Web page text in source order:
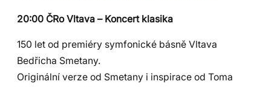
20:00 ČRo Vltava – Koncert klasika
150 let od premiéry symfonické básně Vltava
Bedřicha Smetany.
Originální verze od Smetany i inspirace od Toma